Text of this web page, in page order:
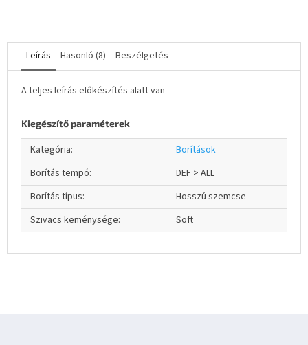
Leírás Hasonló (8) Beszélgetés
A teljes leírás előkészítés alatt van
Kiegészítő paraméterek
Kategória:
Borítások
Borítás tempó:
DEF > ALL
Borítás típus:
Hosszú szemcse
Szivacs keménysége: Soft